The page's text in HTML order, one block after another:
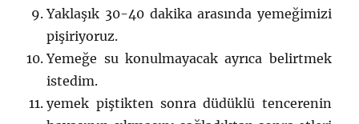
Yaklaşık 30-40 dakika arasında yemeğimizi
pişiriyoruz.
Yemeğe su konulmayacak ayrıca belirtmek
istedim.
yemek piştikten sonra düdüklü tencerenin